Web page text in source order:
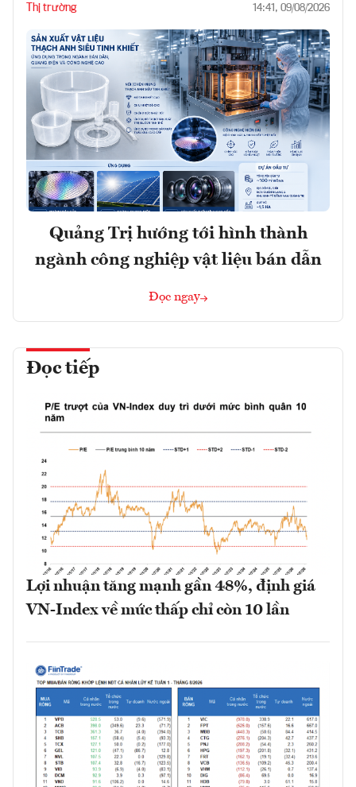
Thị trường 14:41, 09/08/2026
Quảng Trị hướng tới hình thành
ngành công nghiệp vật liệu bán dẫn
Đọc ngay
Đọc tiếp
Lợi nhuận tăng mạnh gần 48%, định giá
VN-Index về mức thấp chỉ còn 10 lần